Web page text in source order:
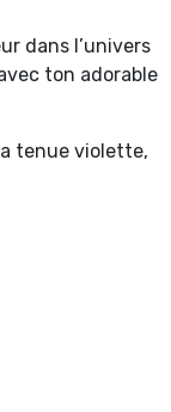
dans l’univers
ton adorable
tenue violette,